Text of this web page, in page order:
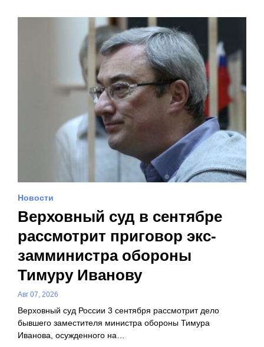
Новости
Верховный суд в сентябре
рассмотрит приговор экс-
замминистра обороны
Тимуру Иванову
Авг 07, 2026
Верховный суд России 3 сентября рассмотрит дело
бывшего заместителя министра обороны Тимура
Иванова, осужденного на…